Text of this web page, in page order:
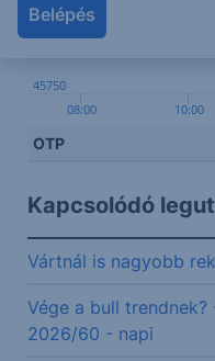
Belépés
08:00 10:00
45750
46000
OTP
Kapcsolódó
Vártnál is nagyobb
Vége a bull trendnek?
2026/60 - napi